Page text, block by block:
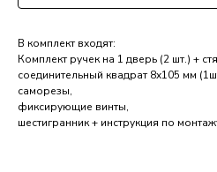
В комплект входят:
Комплект ручек на 1 дверь (2 шт.) +
соединительный квадрат 8x105 мм
саморезы,
фиксирующие винты,
шестигранник + инструкция по